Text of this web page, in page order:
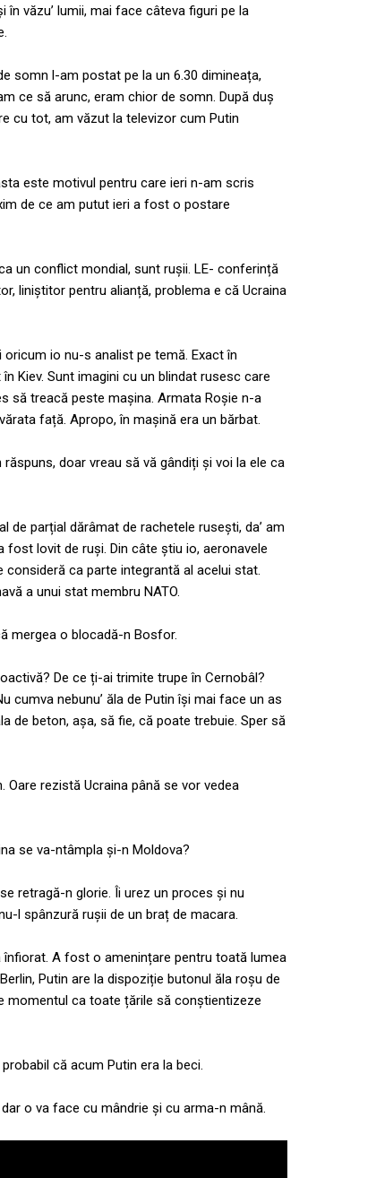
în văzu’ lumii, mai face câteva figuri pe la
somn l-am postat pe la un 6.30 dimineața,
ce să arunc, eram chior de somn. După duș
cu tot, am văzut la televizor cum Putin
este motivul pentru care ieri n-am scris
de ce am putut ieri a fost o postare
un conflict mondial, sunt rușii. LE- conferință
liniștitor pentru alianță, problema e că Ucraina
io nu-s analist pe temă. Exact în
Kiev. Sunt imagini cu un blindat rusesc care
să treacă peste mașina. Armata Roșie n-a
față. Apropo, în mașină era un bărbat.
doar vreau să vă gândiți și voi la ele ca
de parțial dărâmat de rachetele rusești, da’ am
lovit de ruși. Din câte știu io, aeronavele
ca parte integrantă al acelui stat.
a unui stat membru NATO.
mergea o blocadă-n Bosfor.
De ce ți-ai trimite trupe în Cernobâl?
cumva nebunu’ ăla de Putin își mai face un as
de beton, așa, să fie, că poate trebuie. Sper să
Oare rezistă Ucraina până se vor vedea
se va-ntâmpla și-n Moldova?
retragă-n glorie. Îi urez un proces și nu
l spânzură rușii de un braț de macara.
înfiorat. A fost o amenințare pentru toată lumea
Putin are la dispoziție butonul ăla roșu de
momentul ca toate țările să conștientizeze
că acum Putin era la beci.
o va face cu mândrie și cu arma-n mână.